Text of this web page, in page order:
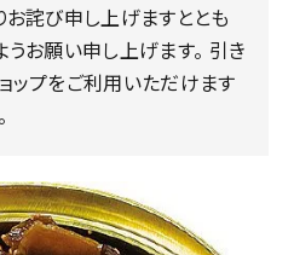
お詫び申し上げますととも
お願い申し上げます。 引き
ップをご利用いただけます